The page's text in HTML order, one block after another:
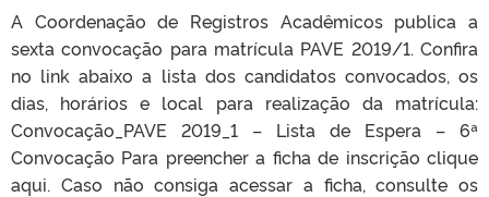
TELEFONES
A Coordenação de Registros Acadêmicos publica a
sexta convocação para matrícula PAVE 2019/1. Confira
no link abaixo a lista dos candidatos convocados, os
dias, horários e local para realização da matrícula:
Convocação_PAVE 2019_1 – Lista de Espera – 6ª
Convocação Para preencher a ficha de inscrição clique
aqui. Caso não consiga acessar a ficha, consulte os